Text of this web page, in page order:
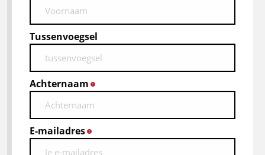
Tussenvoegsel
Achternaam
E-mailadres